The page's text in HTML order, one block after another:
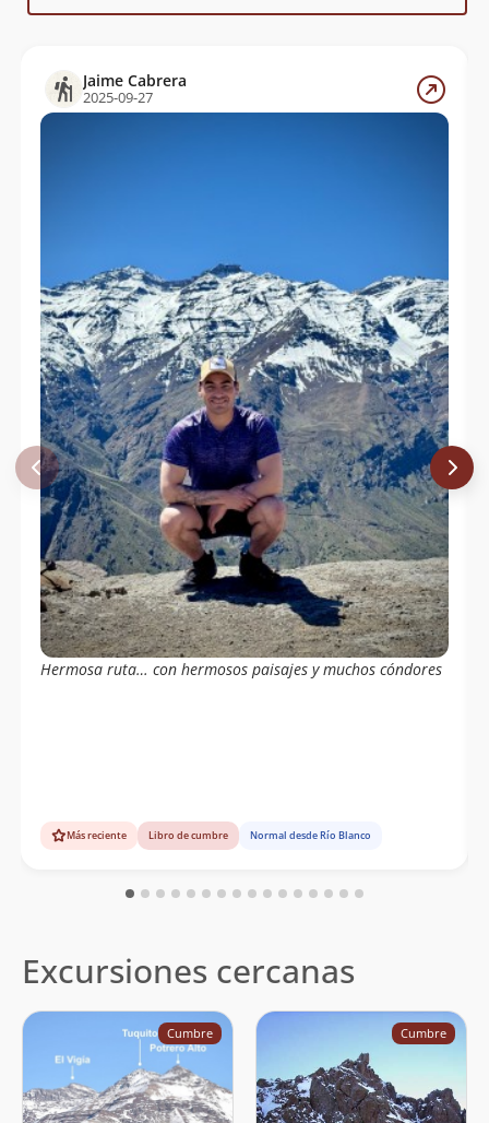
07/11/17 Fanny Ródenas
01/04/17
Ricardo Fravega
30/10/16 Bruce Swain
27/10/16 Roger Blairs
02/09/16 Gonzalo Murga Stephens
14/02/16
Daniel Perez
Joaquin Muñoz
06/02/16
Karina Olivares
27/09/15
Daniel Perez
Joaquin Muñoz
29/08/15
Bruce Swain
Gustavo Varela
Jaime Cabrera
2025-09-27
Hermosa ruta… con hermosos paisajes y muchos cóndores
Más reciente Libro de cumbre Normal desde Río Blanco
Excursiones cercanas
Cumbre Cumbre